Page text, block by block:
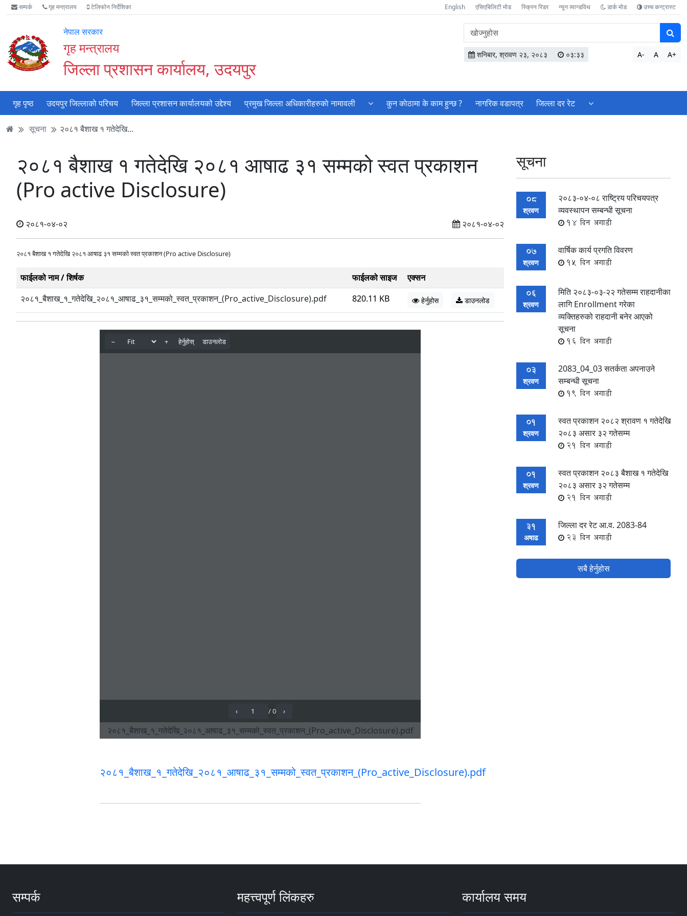
Accessibility
Mode
गर्नुहोस्
मुख्य
सामाग्री
मुख्य
नेभिगेसन
वेबसाइट
खोजमा
सम्पर्क गृह मन्त्रालय टेलिफोन निर्देशिका English एसिएबिलिटी मोड स्क्रिन रिडर न्यून व्यान्डविथ डार्क मोड उच्च कन्ट्रास्ट
नेपाल सरकार
गृह मन्त्रालय
जिल्ला प्रशासन कार्यालय, उदयपुर
वेबसाइटमा
सामग्री
खोज्नुहोस
शनिबार, श्रावण २३, २०८३ ०३:३३ A- A A+
गृह पृष्ठ उदयपुर जिल्लाकाे परिचय जिल्ला प्रशासन कार्यालयको उद्देश्य प्रमुख जिल्ला अधिकारीहरुकाे नामावली कुन काेठामा के काम हुन्छ ? नागरिक वडापत्र जिल्ला दर रेट
सूचना २०८१ बैशाख १ गतेदेखि...
२०८१ बैशाख १ गतेदेखि २०८१ आषाढ ३१ सम्मको स्वत प्रकाशन
(Pro active Disclosure)
२०८१-०४-०२ २०८१-०४-०२
२०८१ बैशाख १ गतेदेखि २०८१ आषाढ ३१ सम्मको स्वत प्रकाशन (Pro active Disclosure)
फाईलको नाम / शिर्षक फाईलको साइज
एक्सन
२०८१_बैशाख_१_गतेदेखि_२०८१_आषाढ_३१_सम्मको_स्वत_प्रकाशन_(Pro_active_Disclosure).pdf
820.11 KB हेर्नुहोस डाउनलोड
२०८१_बैशाख_१_गतेदेखि_२०८१_आषाढ_३१_सम्मको_स्वत_प्रकाशन_(Pro_active_Disclosure).pdf
सूचना
08
श्रवण
२०८३-०४-०८ राष्ट्रिय परिचयपत्र
व्यवस्थापन सम्बन्धी सूचना
14 दिन अगाडी
07
श्रवण
वार्षिक कार्य प्रगति विवरण
15 दिन अगाडी
06
श्रवण
मिति २०८३-०३-२२ गतेसम्म राहदानीका
लागि Enrollment गरेका
व्यक्तिहरुको राहदानी बनेर आएको
सूचना
16 दिन अगाडी
03
श्रवण
2083_04_03 सतर्कता अपनाउने
सम्बन्धी सूचना
19 दिन अगाडी
01
श्रवण
स्वत प्रकाशन २०८२ श्रावण १ गतेदेखि
२०८३ असार ३२ गतेसम्म
21 दिन अगाडी
01
श्रवण
स्वत प्रकाशन २०८३ बैशाख १ गतेदेखि
२०८३ असार ३२ गतेसम्म
21 दिन अगाडी
31
अषाढ
जिल्ला दर रेट आ.व. 2083-84
23 दिन अगाडी
सबै हेर्नुहोस
सम्पर्क महत्त्वपूर्ण लिंकहरु कार्यालय समय